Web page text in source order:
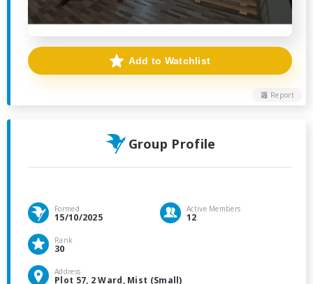
Report
Add to Watchlist
Group Profile
Formed
15/10/2025
Active Members
12
Rank
30
Address
Plot 57, 2 Ward, Mist (Small)